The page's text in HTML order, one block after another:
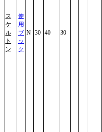
ス
ケ
ル
ト
ン
使
用
ブ
ッ
ク
N 30 40 30